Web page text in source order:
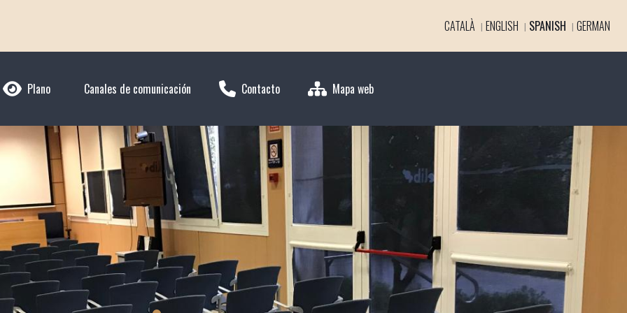
CATALÀ ENGLISH SPANISH GERMAN
Plano Canales de comunicación Contacto Mapa web